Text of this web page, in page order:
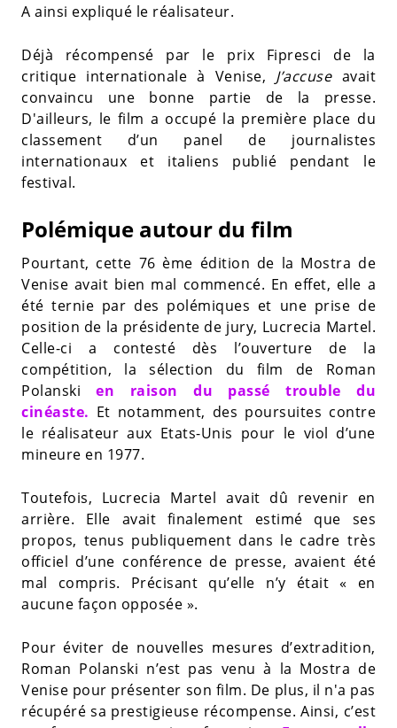
A ainsi expliqué le réalisateur.
Déjà récompensé par le prix Fipresci de la
critique internationale à Venise, J’accuseavait
convaincu une bonne partie de la presse.
D'ailleurs, le film a occupé la première place du
classement d’un panel de journalistes
internationaux et italiens publié pendant le
festival.
Polémique autour du film
Pourtant, cette 76 ème édition de la Mostra de
Venise avait bien mal commencé. En effet, elle a
été ternie par des polémiques et une prise de
position de la présidente de jury, Lucrecia Martel.
Celle-ci a contesté dès l’ouverture de la
compétition, la sélection du film de Roman
Polanski en raison du passé trouble du
cinéaste. Et notamment, des poursuites contre
le réalisateur aux Etats-Unis pour le viol d’une
mineure en 1977.
Toutefois, Lucrecia Martel avait dû revenir en
arrière. Elle avait finalement estimé que ses
propos, tenus publiquement dans le cadre très
officiel d’une conférence de presse, avaient été
mal compris. Précisant qu’elle n’y était « en
aucune façon opposée ».
Pour éviter de nouvelles mesures d’extradition,
Roman Polanski n’est pas venu à la Mostra de
Venise pour présenter son film. De plus, il n'a pas
récupéré sa prestigieuse récompense. Ainsi, c’est